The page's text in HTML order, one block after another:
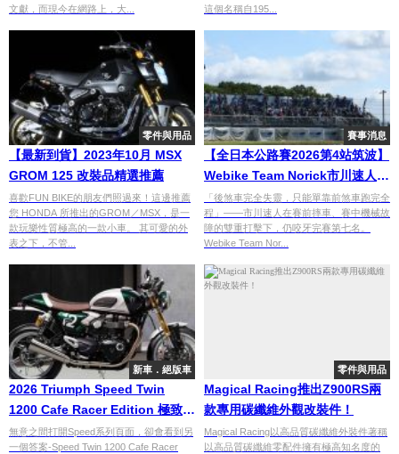
文獻，而現今在網路上，大...
這個名稱自195...
零件與用品
【最新到貨】2023年10月 MSX
GROM 125 改裝品精選推薦
喜歡FUN BIKE的朋友們照過來！這邊推薦
您 HONDA 所推出的GROM／MSX，是一
款玩樂性質極高的一款小車。 其可愛的外
表之下，不管...
賽事消息
【全日本公路賽2026第4站筑波】
Webike Team Norick市川速人帶
傷參賽×後煞車失靈仍完賽×JP-
SPORT National第7名
「後煞車完全失靈，只能單靠前煞車跑完全
程」——市川速人在賽前摔車、賽中機械故
障的雙重打擊下，仍咬牙完賽第七名。
Webike Team Nor...
新車．絕版車
2026 Triumph Speed Twin
1200 Cafe Racer Edition 極致的
英倫靈魂
無意之間打開Speed系列頁面，卻會看到另
一個答案-Speed Twin 1200 Cafe Racer
零件與用品
Magical Racing推出Z900RS兩
款專用碳纖維外觀改裝件！
Magical Racing以高品質碳纖維外裝件著稱
以高品質碳纖維零配件擁有極高知名度的